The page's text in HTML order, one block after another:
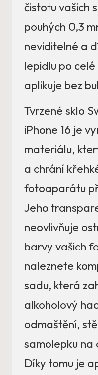
čistotu vašich
pouhých 0,3
neviditelné a
lepidlu po
aplikuje bez
Tvrzené sklo
iPhone 16 je
materiálu,
a chrání
fotoaparátu
Jeho
neovlivňuje
barvy vašich
naleznete
sadu, která
alkoholový
odmaštění,
samolepku na
Díky tomu je